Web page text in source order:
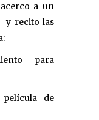
a un
y recito las
para
de